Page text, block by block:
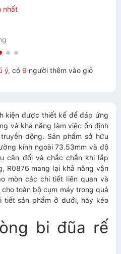
nhất
ý, có 9 người thêm vào giỏ
kiện được thiết kế để đáp ứng
và khả năng làm việc ổn định
động. Sản phẩm sở hữu
kính ngoài 73.53mm và độ
cân đối và chắc chắn khi lắp
R0876 mang lại khả năng vận
mòn các chi tiết liên quan và
toàn bộ cụm máy trong quá
tiết sản phẩm ở dưới, hãy kéo
bi đũa rế